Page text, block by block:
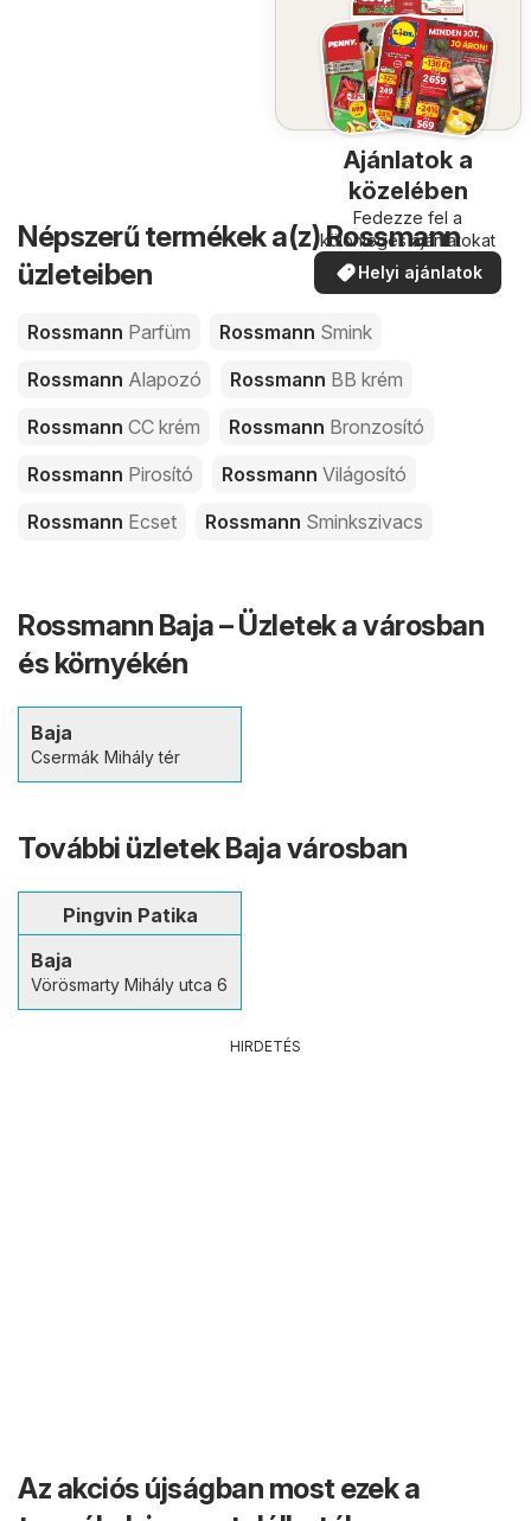
Ajánlatok a
közelében
Fedezze fel a
különleges ajánlatokat
Helyi ajánlatok
Népszerű termékek a(z) Rossmann
üzleteiben
Rossmann Parfüm Rossmann Smink
Rossmann Alapozó Rossmann BB krém
Rossmann CC krém Rossmann Bronzosító
Rossmann Pirosító Rossmann Világosító
Rossmann Ecset Rossmann Sminkszivacs
Rossmann Baja – Üzletek a városban
és környékén
Baja
Csermák Mihály tér
További üzletek Baja városban
Pingvin Patika
Baja
Vörösmarty Mihály utca 6
HIRDETÉS
Az akciós újságban most ezek a